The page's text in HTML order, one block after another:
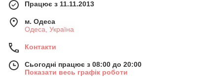
Працює з 11.11.2013
м. Одеса
Одеса, Україна
Контакти
Сьогодні працює з 08:00 до 20:00
Показати весь графік роботи